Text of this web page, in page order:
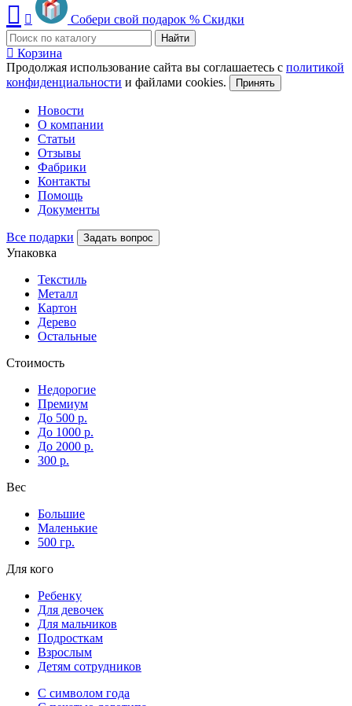
Собери свой подарок % Скидки
Найти
Корзина
Продолжая использование сайта вы соглашаетесь с политикой
конфиденциальности и файлами cookies. Принять
Новости
О компании
Статьи
Отзывы
Фабрики
Контакты
Помощь
Документы
Все подарки Задать вопрос
Упаковка
Текстиль
Металл
Картон
Дерево
Остальные
Стоимость
Недорогие
Премиум
До 500 р.
До 1000 р.
До 2000 р.
300 р.
Вес
Большие
Маленькие
500 гр.
Для кого
Ребенку
Для девочек
Для мальчиков
Подросткам
Взрослым
Детям сотрудников
С символом года